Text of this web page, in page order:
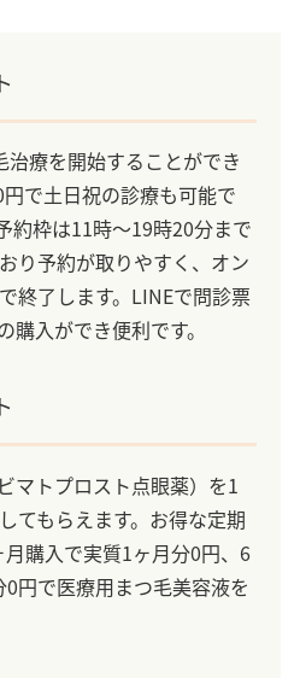
療を開始することができ
で土日祝の診療も可能で
約枠は11時～19時20分まで
り予約が取りやすく、オン
終了します。LINEで問診票
入ができ便利です。
マトプロスト点眼薬）を1
てもらえます。お得な定期
購入で実質1ヶ月分0円、6
円で医療用まつ毛美容液を